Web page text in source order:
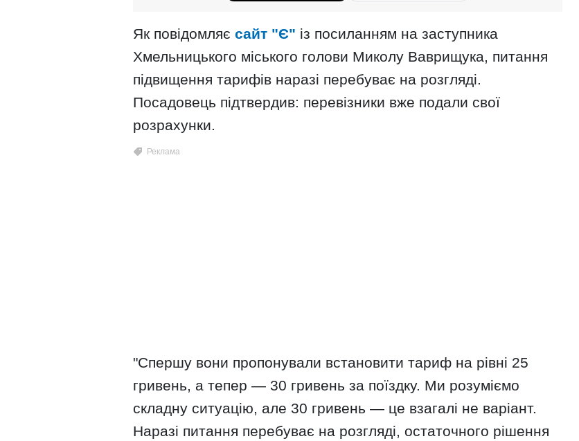
Як повідомляє сайт "Є" із посиланням на заступника
Хмельницького міського голови Миколу Ваврищука, питання
підвищення тарифів наразі перебуває на розгляді.
Посадовець підтвердив: перевізники вже подали свої
розрахунки.
"Спершу вони пропонували встановити тариф на рівні 25
гривень, а тепер — 30 гривень за поїздку. Ми розуміємо
складну ситуацію, але 30 гривень — це взагалі не варіант.
Наразі питання перебуває на розгляді, остаточного рішення